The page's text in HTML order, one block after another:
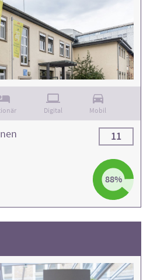
Digital Mobil
88%
11